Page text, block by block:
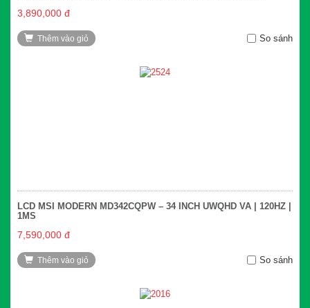
3,890,000 đ
Thêm vào giỏ So sánh
LCD MSI MODERN MD342CQPW – 34 INCH UWQHD VA | 120HZ |
1MS
7,590,000 đ
Thêm vào giỏ So sánh